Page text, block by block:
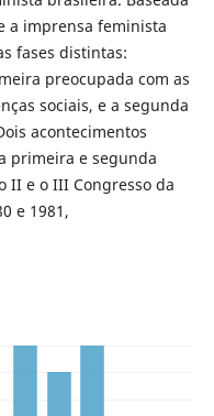
a imprensa feminista
fases distintas:
preocupada com as
sociais, e a segunda
acontecimentos
primeira e segunda
II e o III Congresso da
e 1981,